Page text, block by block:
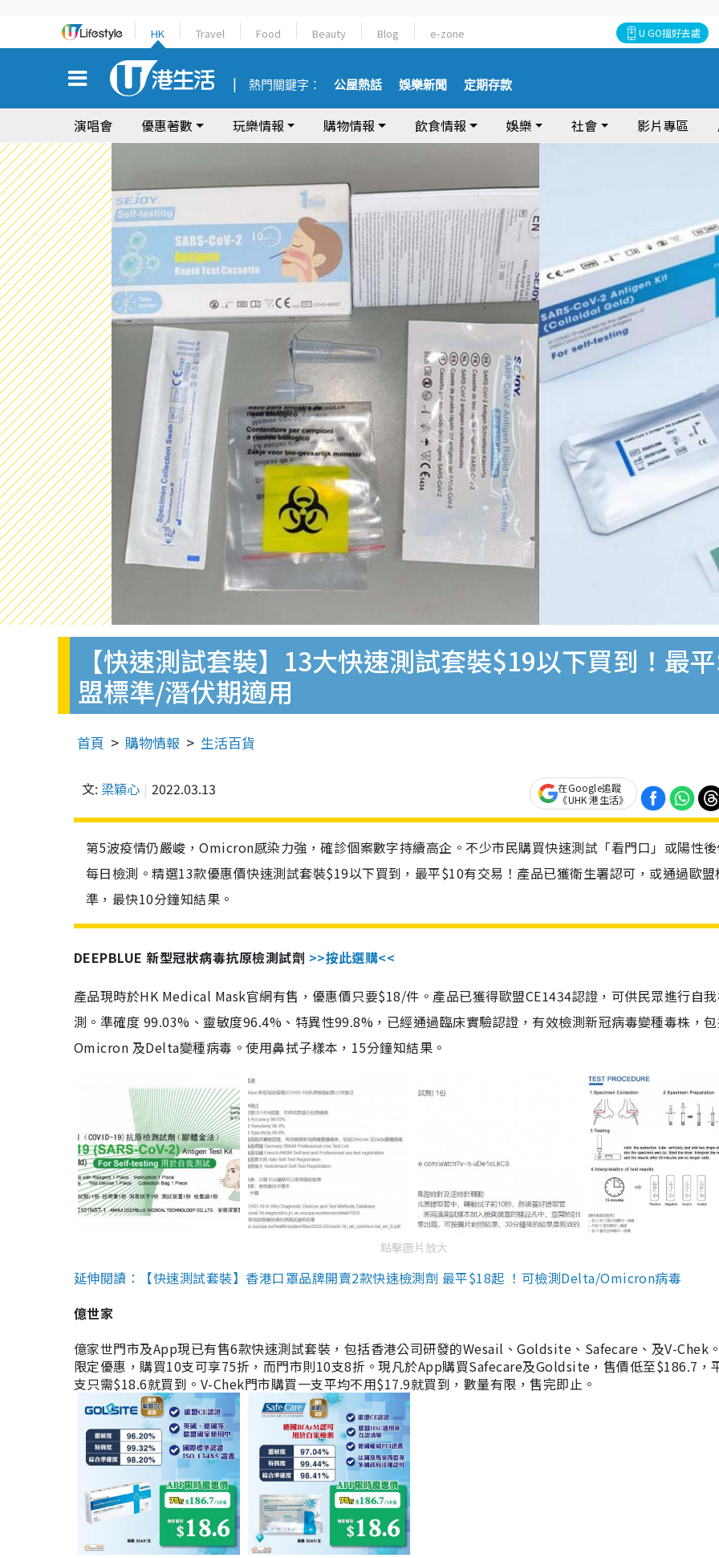
HK Travel Food Beauty Blog e-zone U GO搵好去處
熱門關鍵字： 公屋熱話 娛樂新聞 定期存款
演唱會 優惠著數 玩樂情報 購物情報 飲食情報 娛樂 社會 影片專區
【快速測試套裝】13大快速測試套裝$19以下買到！最
盟標準/潛伏期適用
首頁 購物情報 生活百貨
文: 梁穎心 2022.03.13
在Google追蹤
《UHK 港生活》
第5波疫情仍嚴峻，Omicron感染力強，確診個案數字持續高企。不少市民購買快速測試「看門口」或陽性
每日檢測。精選13款優惠價快速測試套裝$19以下買到，最平$10有交易！產品已獲衛生署認可，或通過歐盟
準，最快10分鐘知結果。
DEEPBLUE 新型冠狀病毒抗原檢測試劑 >>按此選購<<
產品現時於HK Medical Mask官網有售，優惠價只要$18/件。產品已獲得歐盟CE1434認證，可供民眾進行自
測。準確度 99.03%、靈敏度96.4%、特異性99.8%，已經通過臨床實驗認證，有效檢測新冠病毒變種毒株，
Omicron 及Delta變種病毒。使用鼻拭子樣本，15分鐘知結果。
點擊圖片放大
延伸閱讀：【快速測試套裝】香港口罩品牌開賣2款快速檢測劑 最平$18起 ！可檢測Delta/Omicron病毒
億世家
億家世門市及App現已有售6款快速測試套裝，包括香港公司研發的Wesail、Goldsite、Safecare、及V-Chek
限定優惠，購買10支可享75折，而門市則10支8折。現凡於App購買Safecare及Goldsite，售價低至$186.7，
支只需$18.6就買到。V-Chek門市購買一支平均不用$17.9就買到，數量有限，售完即止。